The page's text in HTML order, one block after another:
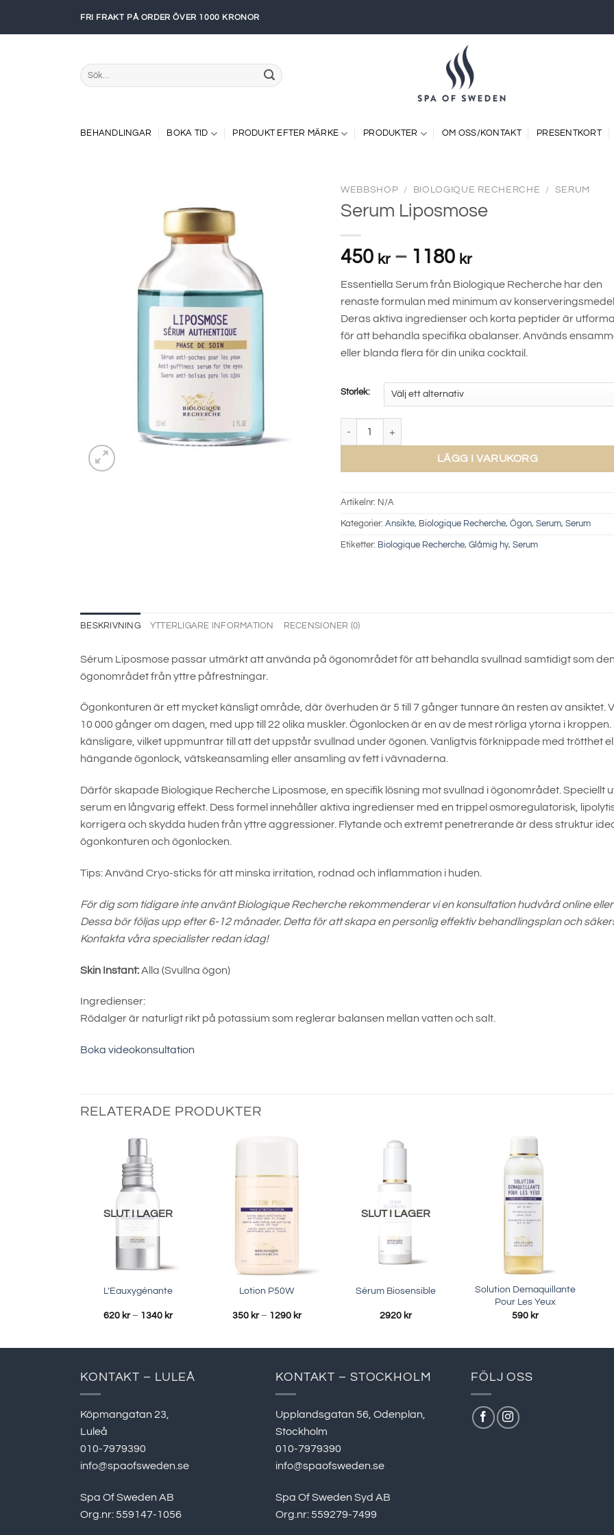
FRI FRAKT PÅ ORDER ÖVER 1000 KRONOR
Sök
efter:
BEHANDLINGAR BOKA TID PRODUKT EFTER MÄRKE PRODUKTER OM OSS/KONTAKT PRESENTKORT
WEBBSHOP / BIOLOGIQUE RECHERCHE / SERUM
Serum Liposmose
450 kr – 1180 krPrisintervall:
450 kr
till
1180 kr
Essentiella Serum från Biologique Recherche har den
renaste formulan med minimum av konserveringsmedel.
Deras aktiva ingredienser och korta peptider är
för att behandla specifika obalanser. Används
eller blanda flera för din unika cocktail.
Storlek:
LÄGG I VARUKORG
Artikelnr: N/A
Kategorier: Ansikte, Biologique Recherche, Ögon, Serum, Serum
Etiketter: Biologique Recherche, Glåmig hy, Serum
BESKRIVNING YTTERLIGARE INFORMATION RECENSIONER (0)
Sérum Liposmose passar utmärkt att använda på ögonområdet för att behandla svullnad samtidigt som
ögonområdet från yttre påfrestningar.
Ögonkonturen är ett mycket känsligt område, där överhuden är 5 till 7 gånger tunnare än resten av ansiktet.
10 000 gånger om dagen, med upp till 22 olika muskler. Ögonlocken är en av de mest rörliga ytorna i
känsligare, vilket uppmuntrar till att det uppstår svullnad under ögonen. Vanligtvis förknippade med trötthet
hängande ögonlock, vätskeansamling eller ansamling av fett i vävnaderna.
Därför skapade Biologique Recherche Liposmose, en specifik lösning mot svullnad i ögonområdet.
serum en långvarig effekt. Dess formel innehåller aktiva ingredienser med en trippel osmoregulatorisk,
korrigera och skydda huden från yttre aggressioner. Flytande och extremt penetrerande är dess struktur
ögonkonturen och ögonlocken.
Tips: Använd Cryo-sticks för att minska irritation, rodnad och inflammation i huden.
För dig som tidigare inte använt Biologique Recherche rekommenderar vi en konsultation hudvård online
Dessa bör följas upp efter 6-12 månader. Detta för att skapa en personlig effektiv behandlingsplan och
Kontakta våra specialister redan idag!
Skin Instant:Alla (Svullna ögon)
Ingredienser:
Rödalger är naturligt rikt på potassium som reglerar balansen mellan vatten och salt.
Boka videokonsultation
RELATERADE PRODUKTER
SLUT I LAGER
L’Eauxygénante
620 kr – 1340 krPrisintervall:
Lotion P50W
350 kr – 1290 krPrisintervall:
SLUT I LAGER
Sérum Biosensible
2920 kr
Solution Demaquillante
Pour Les Yeux
590 kr
KONTAKT – LULEÅ
Köpmangatan 23,
Luleå
010-7979390
info@spaofsweden.se
Spa Of Sweden AB
Org.nr: 559147-1056
KONTAKT – STOCKHOLM
Upplandsgatan 56, Odenplan,
Stockholm
010-7979390
info@spaofsweden.se
Spa Of Sweden Syd AB
Org.nr: 559279-7499
FÖLJ OSS